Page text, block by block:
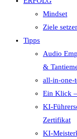
Mindset
Ziele
Tipps
Audio
&
all-in-one-
Ein Klick
KI-
Zertifikat
KI-